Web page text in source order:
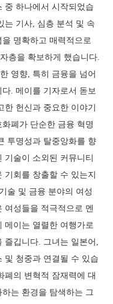
중 하나에서 시작되었습
는 기사, 심층 분석 및 속
명확하고 매력적으로
층을 확보하게 했습니다.
영향, 특히 금융을 넘어
. 메이를 기자로서 돋보
헌신과 중요한 이야기
폐가 단순한 금융 혁명
투명성과 탈중앙화를 향
기술이 소외된 커뮤니티
회를 창출할 수 있는지
술 및 금융 분야의 여성
여성들을 적극적으로 멘
메이는 열렬한 여행가로
즐깁니다. 그녀는 일본어,
및 청중과 연결될 수 있습
폐의 변혁적 잠재력에 대
는 환경을 탐색하는 그